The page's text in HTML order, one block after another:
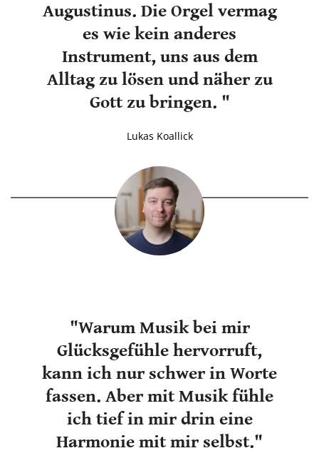
Augustinus. Die Orgel vermag
es wie kein anderes
Instrument, uns aus dem
Alltag zu lösen und näher zu
Gott zu bringen. "
Lukas Koallick
"Warum Musik bei mir
Glücksgefühle hervorruft,
kann ich nur schwer in Worte
fassen. Aber mit Musik fühle
ich tief in mir drin eine
Harmonie mit mir selbst."